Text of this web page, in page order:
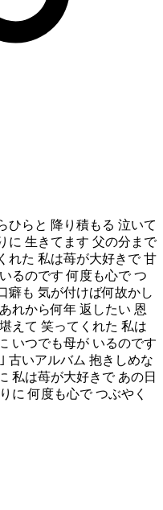
ひらと 降り積もる 泣いて
に 生きてます 父の分まで
れた 私は苺が大好きで 甘
るのです 何度も心で つ
癖も 気が付けば何故かし
れから何年 返したい 恩
えて 笑ってくれた 私は
いつでも母が いるのです
古いアルバム 抱きしめな
私は苺が大好きで あの日
に 何度も心で つぶやく